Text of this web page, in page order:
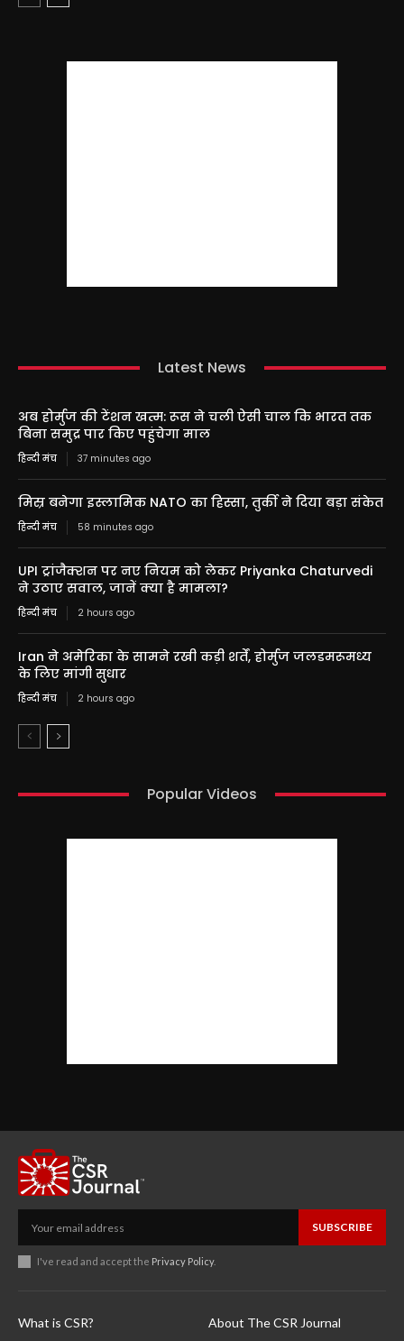
Latest News
अब होर्मुज की टेंशन खत्म: रूस ने चली ऐसी चाल कि भारत तक
बिना समुद्र पार किए पहुंचेगा माल
हिन्दी मंच 37 minutes ago
मिस्र बनेगा इस्लामिक NATO का हिस्सा, तुर्की ने दिया बड़ा संकेत
हिन्दी मंच 58 minutes ago
UPI ट्रांजैक्शन पर नए नियम को लेकर Priyanka Chaturvedi
ने उठाए सवाल, जानें क्या है मामला?
हिन्दी मंच 2 hours ago
Iran ने अमेरिका के सामने रखी कड़ी शर्तें, होर्मुज जलडमरूमध्य
के लिए मांगी सुधार
हिन्दी मंच 2 hours ago
Popular Videos
SUBSCRIBE
I've read and accept the Privacy Policy.
What is CSR?
About The CSR Journal